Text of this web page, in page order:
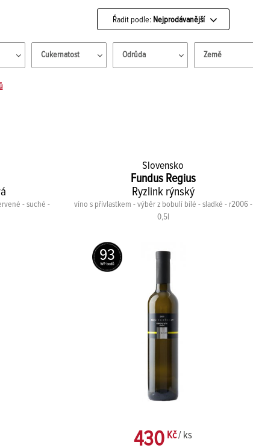
Řadit podle: Nejprodávanější
Cukernatost Odrůda Země
- suché -
Slovensko
Fundus Regius
Ryzlink rýnský
víno s přívlastkem - výběr z bobulí bílé - sladké - r2006 -
0,5l
93
430 Kč/ ks